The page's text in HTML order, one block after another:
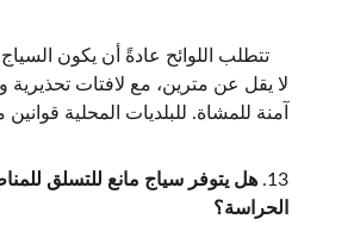
تتطلب اللوائح عادةً أن يكون
لا يقل عن مترين، مع لافتات
آمنة للمشاة. للبلديات المحلية
13. هل يتوفر سياج مانع للتسلق
الحراسة؟